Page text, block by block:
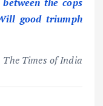
good triumph
The Times of India